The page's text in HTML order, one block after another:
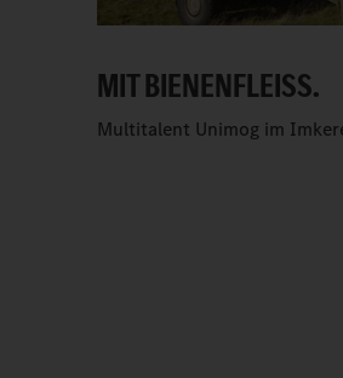
MIT BIENENFLEISS.
Multitalent Unimog im